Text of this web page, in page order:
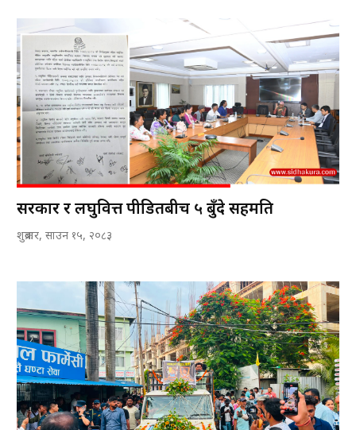
सरकार र लघुवित्त पीडितबीच ५ बुँदे सहमति
शुक्रबार, साउन १५, २०८३